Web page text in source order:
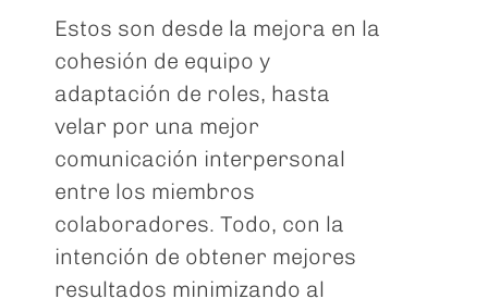
Estos son desde la mejora en la
cohesión de equipo y
adaptación de roles, hasta
velar por una mejor
comunicación interpersonal
entre los miembros
colaboradores. Todo, con la
intención de obtener mejores
resultados minimizando al